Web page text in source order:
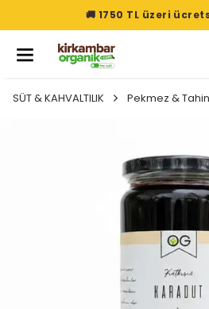
🚚 1750 TL üzeri
SÜT & KAHVALTILIK Pekmez & Tahin